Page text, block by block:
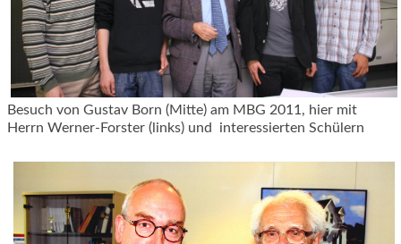
Besuch von Gustav Born (Mitte) am MBG 2011, hier mit
Herrn Werner-Forster (links) und interessierten Schülern